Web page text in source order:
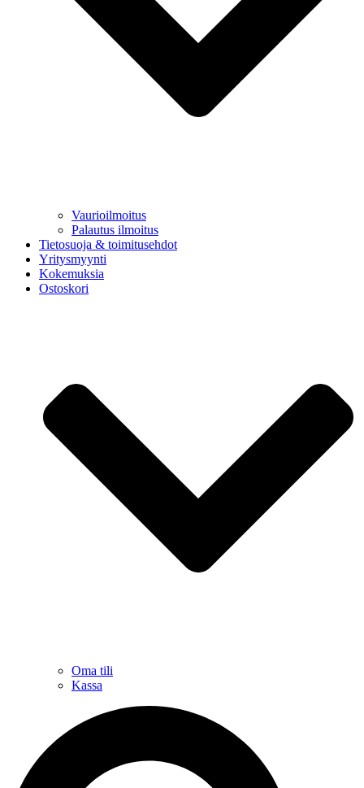
Vaurioilmoitus
Palautus ilmoitus
Tietosuoja & toimitusehdot
Yritysmyynti
Kokemuksia
Ostoskori
Oma tili
Kassa